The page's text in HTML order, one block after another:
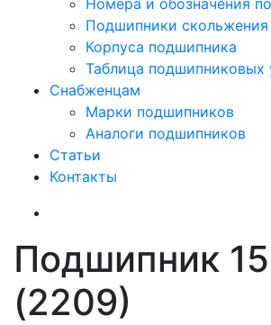
Номера и обозначения
Подшипники скольжения
Корпуса подшипника
Таблица подшипниковых
Снабженцам
Марки подшипников
Аналоги подшипников
Статьи
Контакты
Подшипник
(2209)